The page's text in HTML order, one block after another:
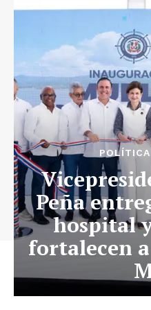
POLÍTICA
Peña
hospital
fortalecen